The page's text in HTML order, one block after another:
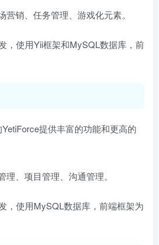
销、任务管理、游戏化元素。
，使用Yii框架和MySQL数据库，前
提供丰富的功能和更高的
、项目管理、沟通管理。
，使用MySQL数据库，前端框架为